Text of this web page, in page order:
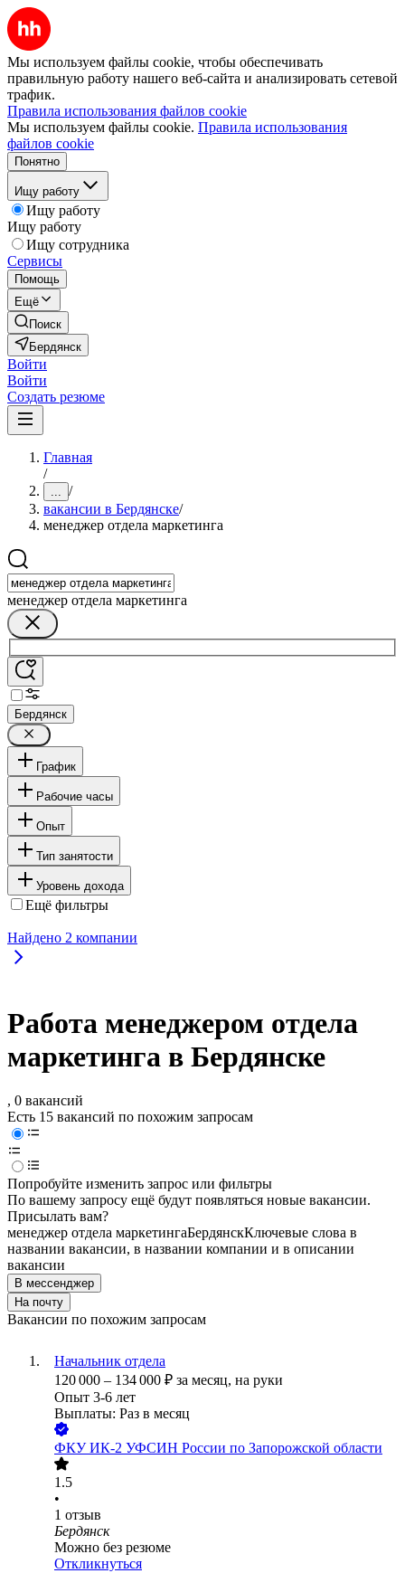
Мы используем файлы cookie, чтобы обеспечивать
правильную работу нашего веб-сайта и анализировать сетевой
трафик.
Правила использования файлов cookie
Мы используем файлы cookie. Правила использования
файлов cookie
Понятно
Ищу работу
Ищу работу
Ищу работу
Ищу сотрудника
Сервисы
Помощь
Ещё
Поиск
Бердянск
Войти
Войти
Создать резюме
Главная
/
... /
вакансии в Бердянске/
менеджер отдела маркетинга
менеджер отдела маркетинга
Бердянск
График
Рабочие часы
Опыт
Тип занятости
Уровень дохода
Ещё фильтры
Найдено 2 компании
Работа менеджером отдела
маркетинга в Бердянске
, 0 вакансий
Есть 15 вакансий по похожим запросам
Попробуйте изменить запрос или фильтры
По вашему запросу ещё будут появляться новые вакансии.
Присылать вам?
менеджер отдела маркетингаБердянскКлючевые слова в
названии вакансии, в названии компании и в описании
вакансии
В мессенджер
На почту
Вакансии по похожим запросам
Начальник отдела
120 000 – 134 000 ₽ за месяц, на руки
Опыт 3-6 лет
Выплаты: Раз в месяц
ФКУ ИК-2 УФСИН России по Запорожской области
1.5
•
1 отзыв
Бердянск
Можно без резюме
Откликнуться